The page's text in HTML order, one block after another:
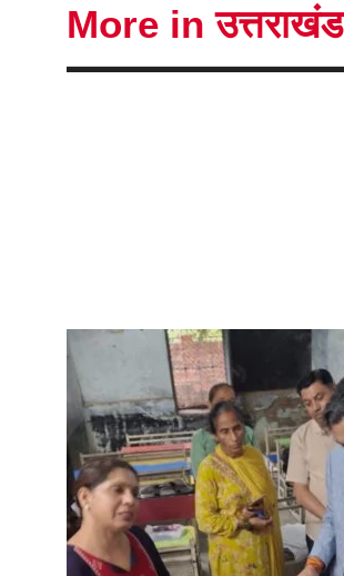
More in उत्तराखंड